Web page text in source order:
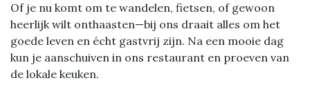
Of je nu komt om te wandelen, fietsen, of gewoon
heerlijk wilt onthaasten—bij ons draait alles om het
goede leven en écht gastvrij zijn. Na een mooie dag
kun je aanschuiven in ons restaurant en proeven van
de lokale keuken.